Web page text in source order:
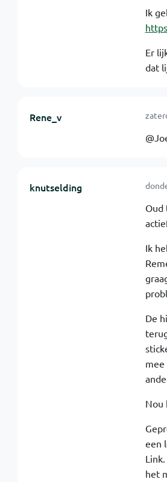
Ik
Er
dat
Rene_v
knutselding
Oud
Ik
De
Nou
een
het